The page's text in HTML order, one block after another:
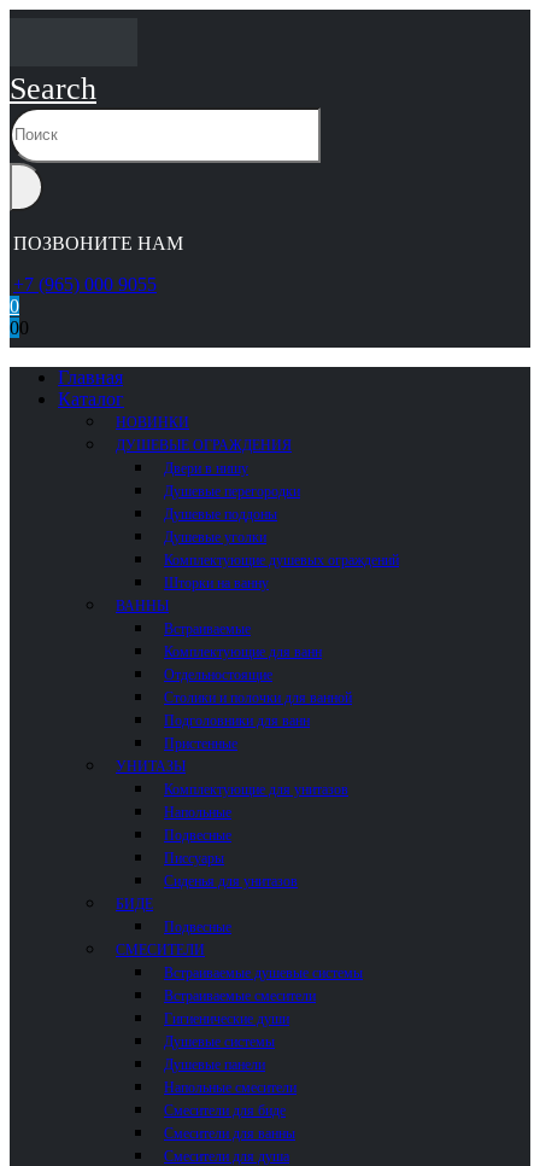
Search
ПОЗВОНИТЕ НАМ
+7 (965) 000 9055
0
00
Главная
Каталог
НОВИНКИ
ДУШЕВЫЕ ОГРАЖДЕНИЯ
Двери в нишу
Душевые перегородки
Душевые поддоны
Душевые уголки
Комплектующие душевых ограждений
Шторки на ванну
ВАННЫ
Встраиваемые
Комплектующие для ванн
Отдельностоящие
Столики и полочки для ванной
Подголовники для ванн
Пристенные
УНИТАЗЫ
Комплектующие для унитазов
Напольные
Подвесные
Писсуары
Сиденья для унитазов
БИДЕ
Подвесные
СМЕСИТЕЛИ
Встраиваемые душевые системы
Встраиваемые смесители
Гигиенические души
Душевые системы
Душевые панели
Напольные смесители
Смесители для биде
Смесители для ванны
Смесители для душа